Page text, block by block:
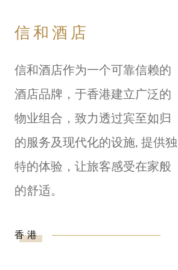
信和酒店
信和酒店作为一个可靠信赖的
酒店品牌，于香港建立广泛的
物业组合，致力透过宾至如归
的服务及现代化的设施, 提供独
特的体验，让旅客感受在家般
的舒适。
香港